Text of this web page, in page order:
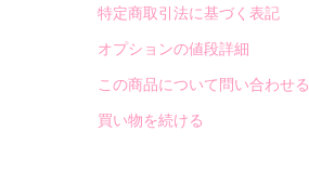
特定商取引法に基づく表記
オプションの値段詳細
この商品について問い合わせる
買い物を続ける